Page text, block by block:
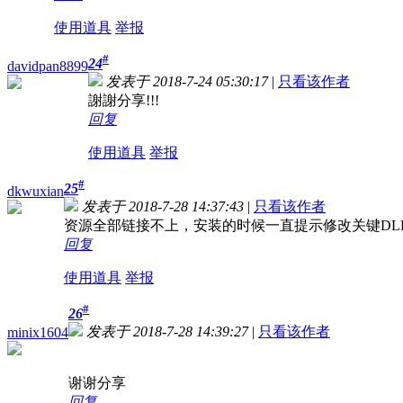
使用道具 举报
davidpan889924#
发表于 2018-7-24 05:30:17 | 只看该作者
謝謝分享!!!
回复
使用道具 举报
dkwuxian25#
发表于 2018-7-28 14:37:43 | 只看该作者
资源全部链接不上，安装的时候一直提示修改关键
回复
使用道具 举报
minix1604
26#
发表于 2018-7-28 14:39:27 | 只看该作者
谢谢分享